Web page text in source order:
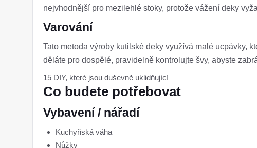
nejvhodnější pro mezilehlé stoky, protože vážení deky
Varování
Tato metoda výroby kutilské deky využívá malé ucpávky,
děláte pro dospělé, pravidelně kontrolujte švy, abyste
15 DIY, které jsou duševně uklidňující
Co budete potřebovat
Vybavení / nářadí
Kuchyňská váha
Nůžky